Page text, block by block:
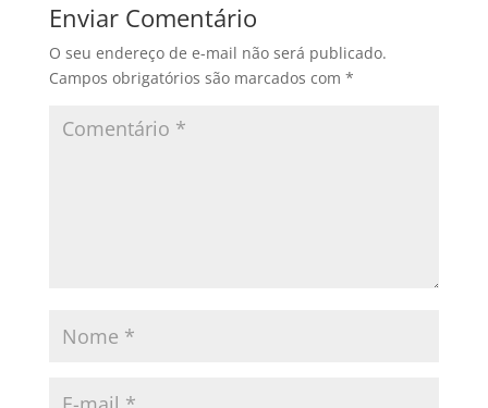
Enviar Comentário
O seu endereço de e-mail não será publicado.
Campos obrigatórios são marcados com *